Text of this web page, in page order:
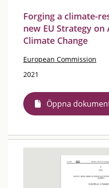
Forging a climate-
new EU Strategy
Climate Change
European Commission
2021
Öppna